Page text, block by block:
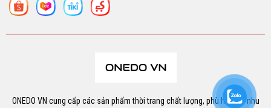
ONEDO VN cung cấp các sản phẩm thời trang chất lượng, phù hợp với nhu